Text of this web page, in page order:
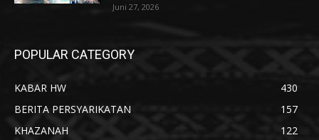
Juni 27, 2026
POPULAR CATEGORY
KABAR HW
430
BERITA PERSYARIKATAN
157
KHAZANAH
122